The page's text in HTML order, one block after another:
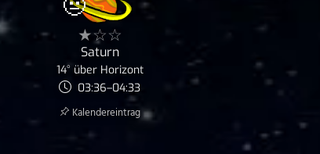
★☆☆
Saturn
14° über Horizont
03:36–04:33
Kalender­eintrag